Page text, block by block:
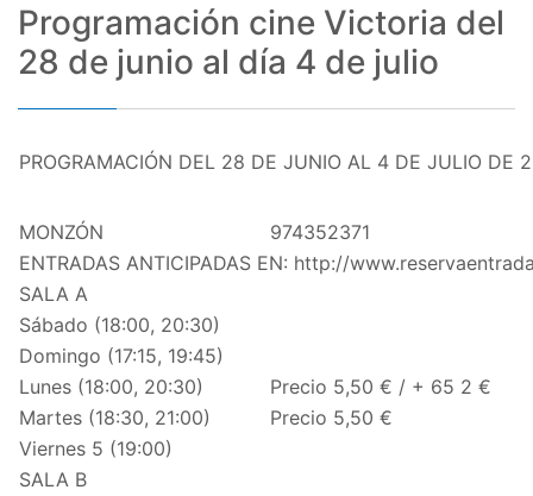
Programación cine Victoria del
28 de junio al día 4 de julio
PROGRAMACIÓN DEL 28 DE JUNIO AL 4 DE JULIO DE
MONZÓN
974352371
ENTRADAS ANTICIPADAS EN: http://
SALA A
Sábado (18:00, 20:30)
Domingo (17:15, 19:45)
Lunes (18:00, 20:30)
Precio 5,50 € / + 65 2 €
Martes (18:30, 21:00)
Precio 5,50 €
Viernes 5 (19:00)
SALA B